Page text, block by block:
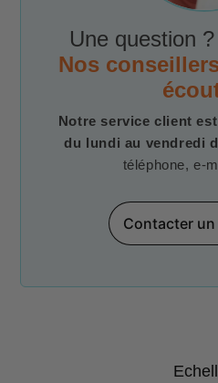
Une question
Nos
Notre service client
du lundi au vendredi
téléphone, e-
Contacter